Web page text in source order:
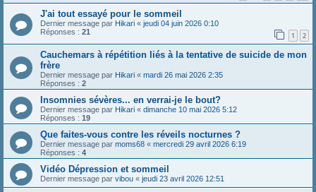
J'ai tout essayé pour le sommeil
Dernier message par Hikari « jeudi 04 juin 2026 0:10
Réponses : 21 1 2
Cauchemars à répétition liés à la tentative de suicide de mon
frère
Dernier message par Hikari « mardi 26 mai 2026 2:35
Réponses : 2
Insomnies sévères... en verrai-je le bout?
Dernier message par Hikari « dimanche 10 mai 2026 5:12
Réponses : 19
Que faites-vous contre les réveils nocturnes ?
Dernier message par moms68 « mercredi 29 avril 2026 6:19
Réponses : 4
Vidéo Dépression et sommeil
Dernier message par vibou « jeudi 23 avril 2026 12:51